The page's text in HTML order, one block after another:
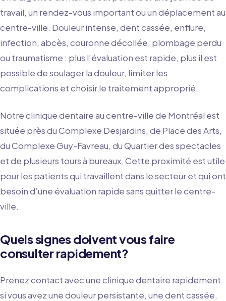
travail, un rendez-vous important ou un déplacement au
centre-ville. Douleur intense, dent cassée, enflure,
infection, abcès, couronne décollée, plombage perdu
ou traumatisme : plus l’évaluation est rapide, plus il est
possible de soulager la douleur, limiter les
complications et choisir le traitement approprié.
Notre clinique dentaire au centre-ville de Montréal est
située près du Complexe Desjardins, de Place des Arts,
du Complexe Guy-Favreau, du Quartier des spectacles
et de plusieurs tours à bureaux. Cette proximité est utile
pour les patients qui travaillent dans le secteur et qui ont
besoin d’une évaluation rapide sans quitter le centre-
ville.
Quels signes doivent vous faire
consulter rapidement?
Prenez contact avec une clinique dentaire rapidement
si vous avez une douleur persistante, une dent cassée,